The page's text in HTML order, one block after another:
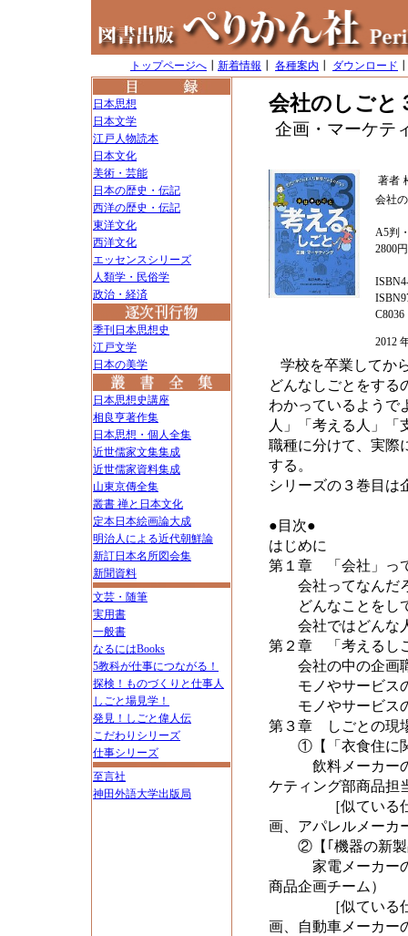
トップページへ 新着情報 各種案内 ダウンロード
日本思想
日本文学
江戸人物読本
日本文化
美術・芸能
日本の歴史・伝記
西洋の歴史・伝記
東洋文化
西洋文化
エッセンスシリーズ
人類学・民俗学
政治・経済
季刊日本思想史
江戸文学
日本の美学
日本思想史講座
相良亨著作集
日本思想・個人全集
近世儒家文集集成
近世儒家資料集成
山東京傳全集
叢書 禅と日本文化
定本日本絵画論大成
明治人による近代朝鮮論
新訂日本名所図会集
新聞資料
文芸・随筆
実用書
一般書
なるにはBooks
5教科が仕事につながる！
探検！ものづくりと仕事人
しごと場見学！
発見！しごと偉人伝
こだわりシリーズ
仕事シリーズ
至言社
神田外語大学出版局
会社のしご
企画・マーケテ
著者
会社
A5判
2800
C8036
2012
学校を卒業してか
どんなしごとをする
わかっているようで
人」「考える人」「
職種に分けて、実際
する。
シリーズの３巻目は
●目次●
はじめに
第１章 「会社」っ
会社ってなんだ
どんなことをし
会社ではどんな
第２章 「考えるし
会社の中の企画
モノやサービス
モノやサービス
第３章 しごとの現
①【「衣食住に関
飲料メーカーの
ケティング部商品担
［似ている仕事
画、アパレルメーカ
②【｢機器の新製
家電メーカーの
商品企画チーム）
［似ている仕事
画、自動車メーカー